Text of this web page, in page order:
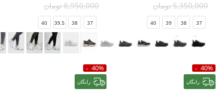
5,350,000 تومان
37
38
39
40
8,950,000 تومان
37
38
39.5
40
40%
رایگان
40%
رایگان